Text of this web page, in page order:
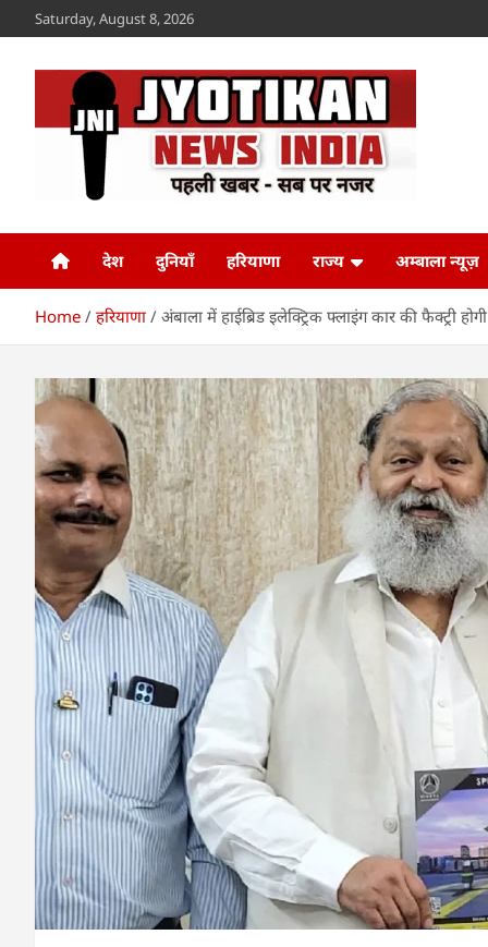
to
Saturday, August 8, 2026
Jyotikan
देश दुनियाँ हरियाणा राज्य अम्बाला न्यूज़
Home हरियाणा अंबाला में हाईब्रिड इलेक्ट्रिक फ्लाइंग कार की फैक्ट्री